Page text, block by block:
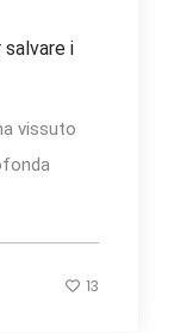
salvare i
vissuto
13